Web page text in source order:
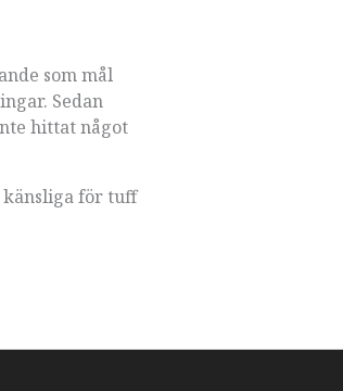
som mål
Sedan
hittat något
känsliga för tuff